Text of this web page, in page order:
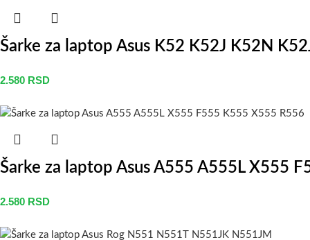
Šarke za laptop Asus K52 K52J K52N
2.580 RSD
Šarke za laptop Asus A555 A555L X555
2.580 RSD